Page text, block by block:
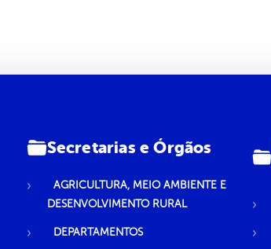
Secretarias e Órgãos
AGRICULTURA, MEIO AMBIENTE E
DESENVOLVIMENTO RURAL
DEPARTAMENTOS